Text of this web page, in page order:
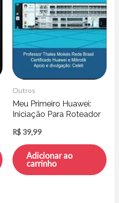
Outros
Meu Primeiro Huawei:
Iniciação Para Roteador
Moisés
R$ 39,99
Adicionar ao
carrinho